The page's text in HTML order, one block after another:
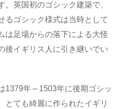
。英国初のゴシック建築で、
るゴシック様式は当時として
は足場からの落下による大怪
後イギリス人に引き継いでい
1379年～1503年に後期ゴシッ
とても綺麗に作られたイギリ